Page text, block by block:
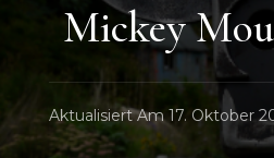
Mickey
Aktualisiert Am17. Oktober